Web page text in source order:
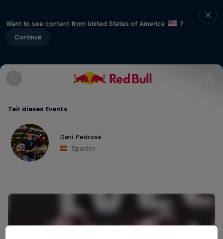
Want to see content from United States of America
?
Continue
Teil dieses Events
Dani Pedrosa
Spanien